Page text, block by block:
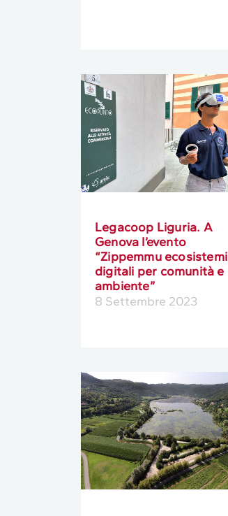
Legacoop Liguria. A
Genova l’evento
“Zippemmu ecosistemi
digitali per comunità e
ambiente”
8 Settembre 2023